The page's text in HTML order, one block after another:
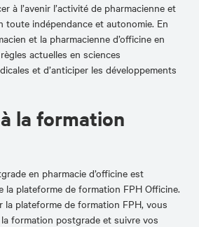
à l’avenir l’activité de pharmacienne et
toute indépendance et autonomie. En
et la pharmacienne d’officine en
actuelles en sciences
et d’anticiper les développements
la formation
en pharmacie d’officine est
la plateforme de formation FPH Officine.
la plateforme de formation FPH, vous
formation postgrade et suivre vos